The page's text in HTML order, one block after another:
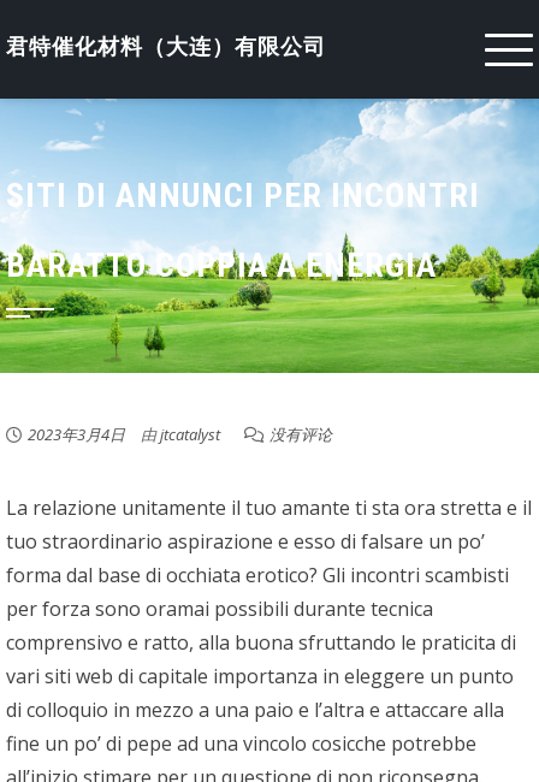
to君特催化材料（大连）有限公司
SITI DI ANNUNCI PER INCONTRI
BARATTO COPPIA A ENERGIA
2023年3月4日 由jtcatalyst 没有评论
La relazione unitamente il tuo amante ti sta ora stretta e il
tuo straordinario aspirazione e esso di falsare un po’
forma dal base di occhiata erotico? Gli incontri scambisti
per forza sono oramai possibili durante tecnica
comprensivo e ratto, alla buona sfruttando le praticita di
vari siti web di capitale importanza in eleggere un punto
di colloquio in mezzo a una paio e l’altra e attaccare alla
fine un po’ di pepe ad una vincolo cosicche potrebbe